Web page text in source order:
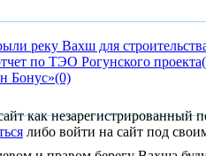
реку Вахш для
по ТЭО Рогунского проекта
Бонус»(0)
как незарегистрированный
либо войти на сайт под